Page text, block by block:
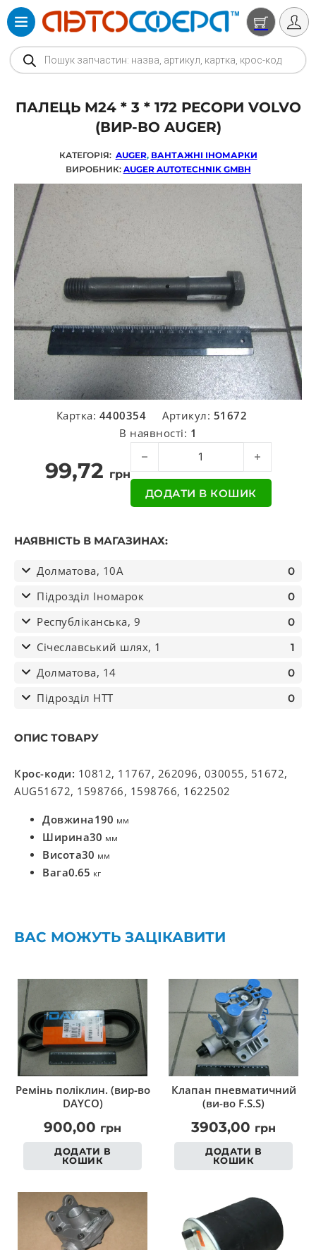
Products search
ПАЛЕЦЬ M24 * 3 * 172 РЕСОРИ VOLVO
(ВИР-ВО AUGER)
КАТЕГОРІЯ: AUGER, ВАНТАЖНІ ІНОМАРКИ
ВИРОБНИК: AUGER AUTOTECHNIK GMBH
Картка: 4400354 Артикул: 51672
В наявності: 1
99,72 грн
Палець M24 * 3 * 172 ресори
ДОДАТИ В КОШИК
НАЯВНІСТЬ В МАГАЗИНАХ:
Долматова, 10А 0
Підрозділ Іномарок 0
Республіканська, 9 0
Січеславський шлях, 1 1
Долматова, 14 0
Підрозділ НТТ 0
ОПИС ТОВАРУ
Крос-коди: 10812, 11767, 262096, 030055, 51672,
AUG51672, 1598766, 1598766, 1622502
Довжина190 мм
Ширина30 мм
Висота30 мм
Вага0.65 кг
ВАС МОЖУТЬ ЗАЦІКАВИТИ
Ремінь поліклин. (вир-во
DAYCO)
900,00 грн
ДОДАТИ В
КОШИК
Клапан пневматичний
(ви-во F.S.S)
3903,00 грн
ДОДАТИ В
КОШИК